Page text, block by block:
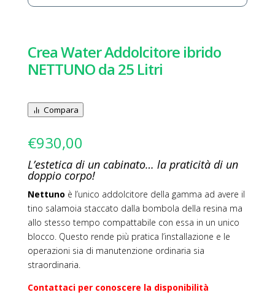
Crea Water Addolcitore ibrido
NETTUNO da 25 Litri
Compara
€930,00
L’estetica di un cabinato… la praticità di un
doppio corpo!
Nettuno è l’unico addolcitore della gamma ad avere il
tino salamoia staccato dalla bombola della resina ma
allo stesso tempo compattabile con essa in un unico
blocco. Questo rende più pratica l’installazione e le
operazioni sia di manutenzione ordinaria sia
straordinaria.
Contattaci per conoscere la disponibilità